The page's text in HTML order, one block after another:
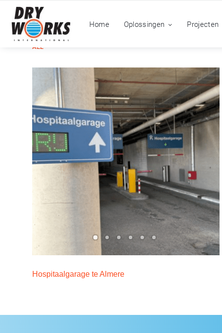
Home Oplossingen Projecten
ALL
Hospitaalgarage te Almere